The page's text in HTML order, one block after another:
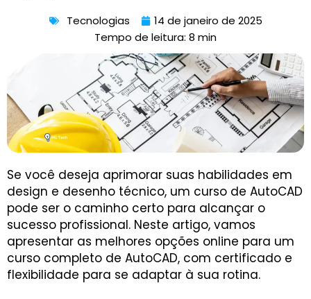
Tecnologias
14 de janeiro de 2025
Tempo de leitura: 8 min
Se você deseja aprimorar suas habilidades em
design e desenho técnico, um curso de AutoCAD
pode ser o caminho certo para alcançar o
sucesso profissional. Neste artigo, vamos
apresentar as melhores opções online para um
curso completo de AutoCAD, com certificado e
flexibilidade para se adaptar à sua rotina.